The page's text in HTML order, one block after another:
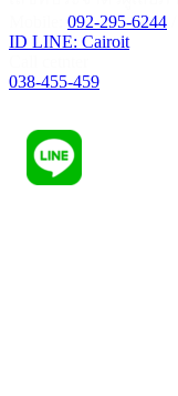
092-295-6244
ID LINE: Cairoit
038-455-459